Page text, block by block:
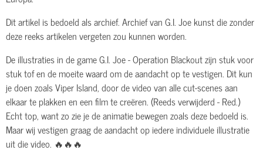
Dit artikel is bedoeld als archief. Archief van G.I. Joe kunst die zonder
deze reeks artikelen vergeten zou kunnen worden.
De illustraties in de game G.I. Joe - Operation Blackout zijn stuk voor
stuk tof en de moeite waard om de aandacht op te vestigen. Dit kun
je doen zoals Viper Island, door de video van alle cut-scenes aan
elkaar te plakken en een film te creëren. (Reeds verwijderd - Red.)
Echt top, want zo zie je de animatie bewegen zoals deze bedoeld is.
Maar wij vestigen graag de aandacht op iedere individuele illustratie
uit die video. 🔥🔥🔥